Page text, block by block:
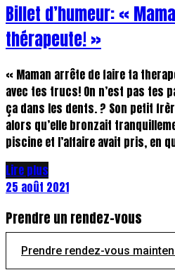
Billet d’humeur: «
thérapeute! »
« Maman arrête de faire ta
avec tes trucs! On n’est pas tes
ça dans les dents. ? Son petit
alors qu’elle bronzait
piscine et l’affaire avait pris, en
Lire plus
25 août 2021
Prendre un rendez-vous
Prendre rendez-vous